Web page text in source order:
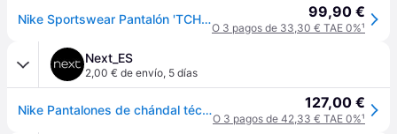
Nike Sportswear Pantalón 'TCH FLC' navy 99,90 €
O 3 pagos de 33,30 € TAE 0%¹
Next_ES
2,00 € de envío, 5 días
Nike Pantalones de chándal técnicos con forro polar de Nike 127,00 €
O 3 pagos de 42,33 € TAE 0%¹